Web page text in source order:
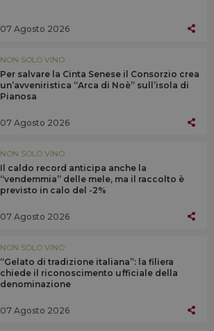
07 Agosto 2026
NON SOLO VINO
Per salvare la Cinta Senese il Consorzio crea
un’avveniristica “Arca di Noè” sull’isola di
Pianosa
07 Agosto 2026
NON SOLO VINO
Il caldo record anticipa anche la
“vendemmia” delle mele, ma il raccolto è
previsto in calo del -2%
07 Agosto 2026
NON SOLO VINO
“Gelato di tradizione italiana”: la filiera
chiede il riconoscimento ufficiale della
denominazione
07 Agosto 2026